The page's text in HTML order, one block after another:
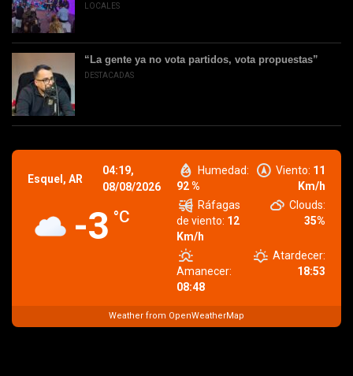
LOCALES
“La gente ya no vota partidos, vota propuestas”
DESTACADAS
Esquel, AR
04:19,
08/08/2026
-3 °C
Humedad:
92 %
Viento: 11
Km/h
Ráfagas
de viento: 12
Km/h
Clouds:
35%
Amanecer:
08:48
Atardecer:
18:53
Weather from OpenWeatherMap